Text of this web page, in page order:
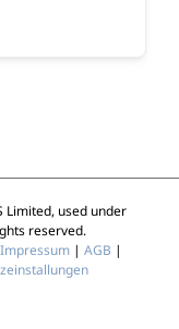
Limited, used under
reserved.
Impressum | AGB |